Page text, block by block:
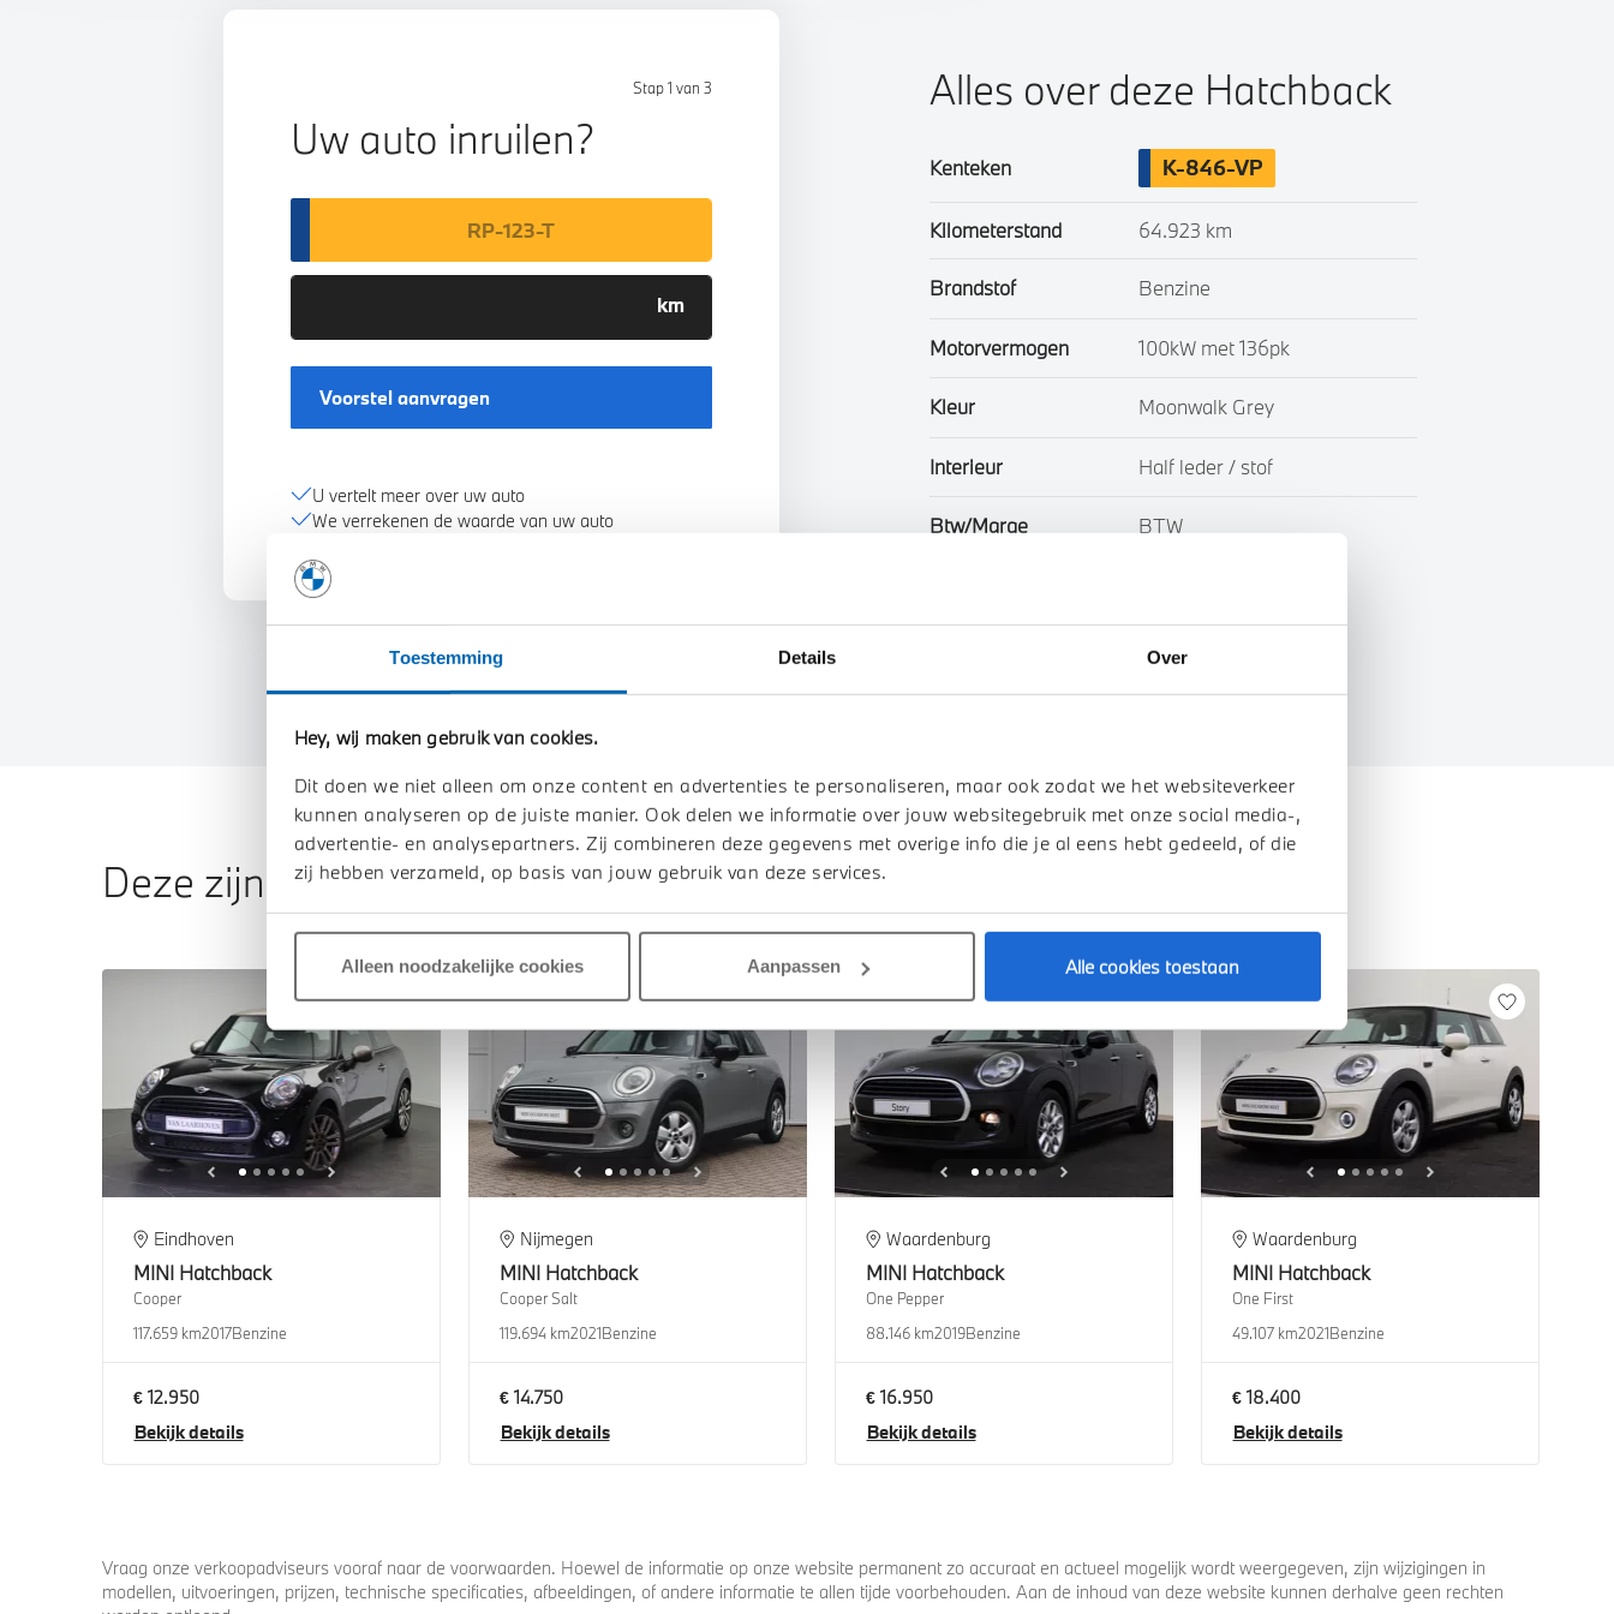
Toestemming Details Over
Hey, wij maken gebruik van cookies.
Dit doen we niet alleen om onze content en advertenties te personaliseren, maar ook zodat we het websiteverkeer
kunnen analyseren op de juiste manier. Ook delen we informatie over jouw websitegebruik met onze social media-,
advertentie- en analysepartners. Zij combineren deze gegevens met overige info die je al eens hebt gedeeld, of die
zij hebben verzameld, op basis van jouw gebruik van deze services.
Alleen noodzakelijke cookies Aanpassen Alle cookies toestaan
Stap 1 van 3
Uw auto inruilen?
Voorstel aanvragen
U vertelt meer over uw auto
We verrekenen de waarde van uw auto
Alles over deze Hatchback
Kenteken K-846-VP
Kilometerstand 64.923 km
Brandstof Benzine
Motorvermogen 100kW met 136pk
Kleur Moonwalk Grey
Interieur Half leder / stof
Btw/Marge BTW
Toon alle eigenschappen
Deze zijn vergelijkbaar
Eindhoven
MINI Hatchback
Cooper
117.659 km2017Benzine
€ 12.950
Bekijk details
Nijmegen
MINI Hatchback
Cooper Salt
119.694 km2021Benzine
€ 14.750
Bekijk details
Waardenburg
MINI Hatchback
One Pepper
88.146 km2019Benzine
€ 16.950
Bekijk details
Waardenburg
MINI Hatchback
One First
49.107 km2021Benzine
€ 18.400
Bekijk details
Vraag onze verkoopadviseurs vooraf naar de voorwaarden. Hoewel de informatie op onze website permanent zo accuraat en actueel mogelijk wordt weergegeven, zijn wijzigingen in
modellen, uitvoeringen, prijzen, technische specificaties, afbeeldingen, of andere informatie te allen tijde voorbehouden. Aan de inhoud van deze website kunnen derhalve geen rechten